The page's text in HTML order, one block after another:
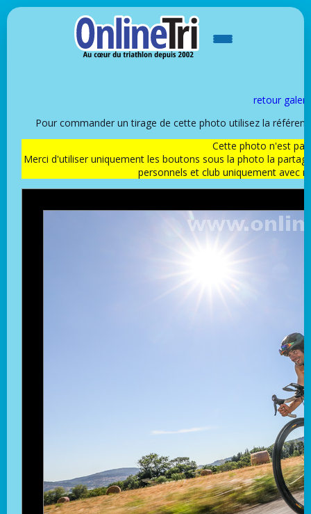
retour
Pour commander un tirage de cette photo utilisez la
Cette photo n'est
Merci d'utiliser uniquement les boutons sous la photo la
personnels et club uniquement avec